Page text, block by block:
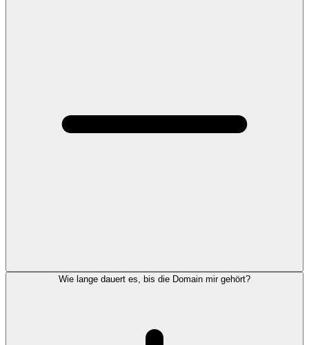
Wie lange dauert es, bis die Domain mir gehört?